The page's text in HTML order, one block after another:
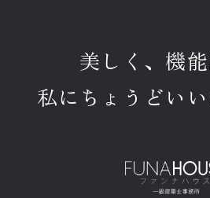
美しく、機能
私にちょうどいい